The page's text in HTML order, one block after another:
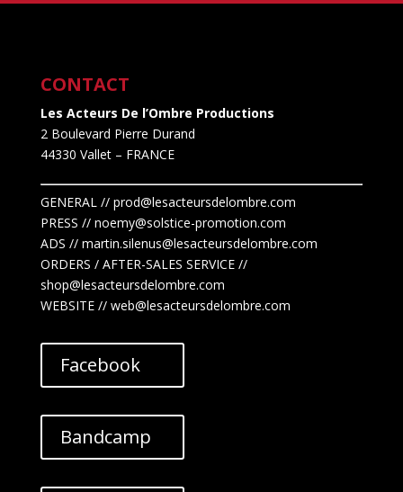
CONTACT
Les Acteurs De l’Ombre Productions
2 Boulevard Pierre Durand
44330 Vallet– FRANCE
GENERAL // prod@lesacteursdelombre.com
PRESS // noemy@solstice-promotion.com
ADS // martin.silenus@lesacteursdelombre.com
ORDERS / AFTER-SALES SERVICE //
shop@lesacteursdelombre.com
WEBSITE // web@lesacteursdelombre.com
Facebook
Bandcamp